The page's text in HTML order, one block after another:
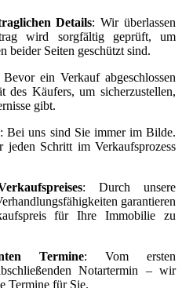
Details: Wir überlassen
wird sorgfältig geprüft, um
beider Seiten geschützt sind.
Bevor ein Verkauf abgeschlossen
Käufers, um sicherzustellen,
gibt.
: Bei uns sind Sie immer im Bilde.
Schritt im Verkaufsprozess
: Durch unsere
garantieren
für Ihre Immobilie zu
Termine: Vom ersten
Notartermin – wir
Termine für Sie.